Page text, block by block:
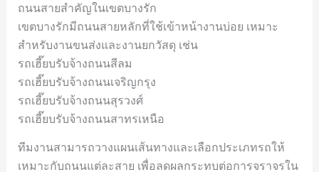
ถนนสายสำคัญในเขตบางรัก
เขตบางรักมีถนนสายหลักที่ใช้เข้าหน้างานบ่อย เหมาะ
สำหรับงานขนส่งและงานยกวัสดุ เช่น
รถเฮี๊ยบรับจ้างถนนสีลม
รถเฮี๊ยบรับจ้างถนนเจริญกรุง
รถเฮี๊ยบรับจ้างถนนสุรวงศ์
รถเฮี๊ยบรับจ้างถนนสาทรเหนือ
ทีมงานสามารถวางแผนเส้นทางและเลือกประเภทรถให้
เหมาะกับถนนแต่ละสาย เพื่อลดผลกระทบต่อการจราจรใน